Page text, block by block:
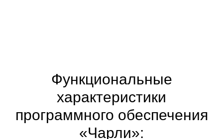
Функциональные
характеристики
программного обеспечения
«Чарли»: